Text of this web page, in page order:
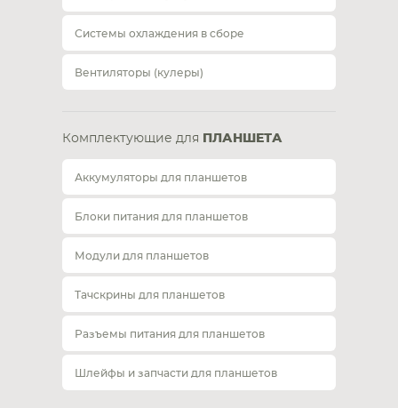
Системы охлаждения в сборе
Вентиляторы (кулеры)
Комплектующие для ПЛАНШЕТА
Аккумуляторы для планшетов
Блоки питания для планшетов
Модули для планшетов
Тачскрины для планшетов
Разъемы питания для планшетов
Шлейфы и запчасти для планшетов